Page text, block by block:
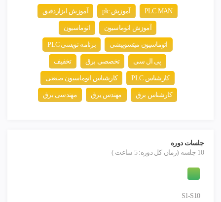
PLC MAN آموزش plc آموزش ابزاردقیق
آموزش اتوماسیون اتوماسیون
اتوماسیون میتسوبیشی برنامه نویسی PLC
پی ال سی تخصصی برق تخفیف
کارشناس PLC کارشناس اتوماسیون صنعتی
کارشناس برق مهندس یرق مهندسی برق
جلسات دوره
10 جلسه (زمان کل دوره: 5 ساعت )
S1-S10